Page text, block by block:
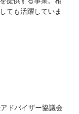
ても活躍していま
ドバイザー協議会